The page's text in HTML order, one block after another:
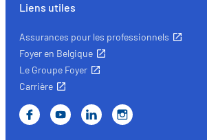
Liens utiles
Assurances pour les professionnels
Foyer en Belgique
Le Groupe Foyer
Carrière